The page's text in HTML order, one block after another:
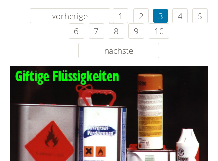
vorherige 1 2 3 4
5
6
7 8 9
10
nächste